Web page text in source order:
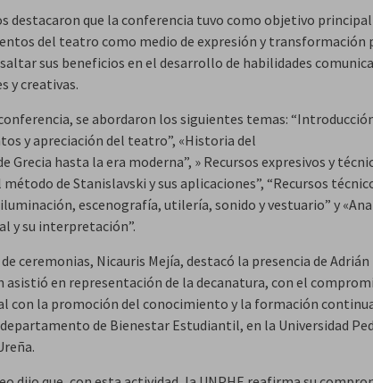
destacaron que la conferencia tuvo como objetivo
del teatro como medio de expresión y transformación
sus beneficios en el desarrollo de habilidades
y creativas.
se abordaron los siguientes temas:
y apreciación del teatro”, «Historia del
Grecia hasta la era moderna”, » Recursos expresivos y
de Stanislavski y sus aplicaciones”, “Recursos
escenografía, utilería, sonido y vestuario” y
y su interpretación”.
ceremonias, Nicauris Mejía, destacó la presencia de Adrián
asistió en representación de la decanatura, con el
con la promoción del conocimiento y la formación
de Bienestar Estudiantil, en la Universidad